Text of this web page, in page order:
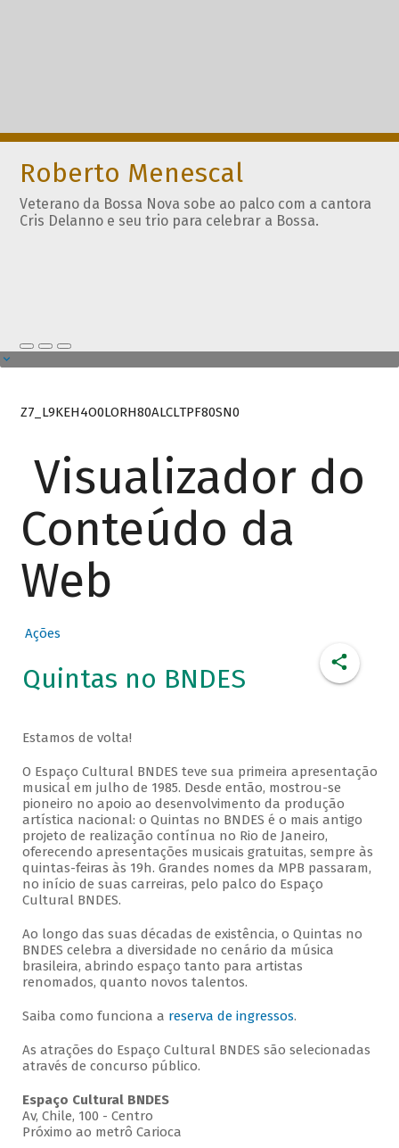
Roberto Menescal
Veterano da Bossa Nova sobe ao palco com a cantora
Cris Delanno e seu trio para celebrar a Bossa.
Z7_L9KEH4O0LORH80ALCLTPF80SN0
Visualizador do
Conteúdo da
Web
Ações
Quintas no BNDES
Estamos de volta!
O Espaço Cultural BNDES teve sua primeira apresentação
musical em julho de 1985. Desde então, mostrou-se
pioneiro no apoio ao desenvolvimento da produção
artística nacional: o Quintas no BNDES é o mais antigo
projeto de realização contínua no Rio de Janeiro,
oferecendo apresentações musicais gratuitas, sempre às
quintas-feiras às 19h. Grandes nomes da MPB passaram,
no início de suas carreiras, pelo palco do Espaço
Cultural BNDES.
Ao longo das suas décadas de existência, o Quintas no
BNDES celebra a diversidade no cenário da música
brasileira, abrindo espaço tanto para artistas
renomados, quanto novos talentos.
Saiba como funciona a reserva de ingressos.
As atrações do Espaço Cultural BNDES são selecionadas
através de concurso público.
Espaço Cultural BNDES
Av, Chile, 100 - Centro
Próximo ao metrô Carioca